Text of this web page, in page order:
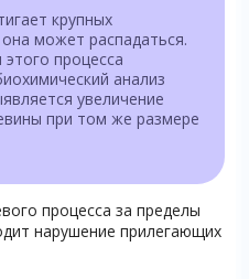
крупных
может распадаться.
процесса
анализ
увеличение
при том же размере
процесса за пределы
нарушение прилегающих